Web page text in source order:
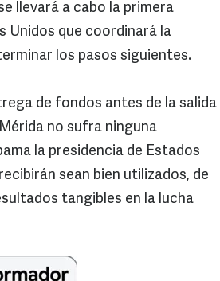
llevará a cabo la primera
Unidos que coordinará la
los pasos siguientes.
de fondos antes de la salida
no sufra ninguna
la presidencia de Estados
sean bien utilizados, de
tangibles en la lucha